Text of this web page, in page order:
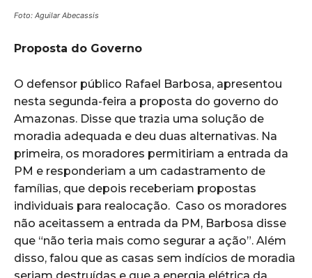
Foto: Aguilar Abecassis
Proposta do Governo
O defensor público Rafael Barbosa, apresentou
nesta segunda-feira a proposta do governo do
Amazonas. Disse que trazia uma solução de
moradia adequada e deu duas alternativas. Na
primeira, os moradores permitiriam a entrada da
PM e responderiam a um cadastramento de
famílias, que depois receberiam propostas
individuais para realocação. Caso os moradores
não aceitassem a entrada da PM, Barbosa disse
que “não teria mais como segurar a ação”. Além
disso, falou que as casas sem indícios de moradia